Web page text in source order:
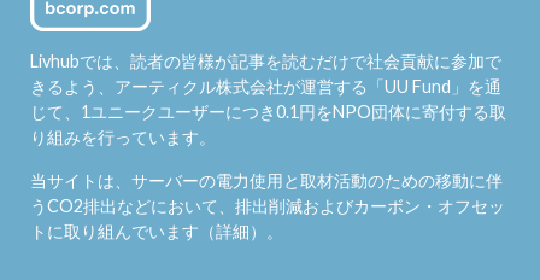
Livhubでは、読者の皆様が記事を読むだけで社会貢献に参加で
きるよう、アーティクル株式会社が運営する「UU Fund 」を通
じて、1ユニークユーザーにつき0.1円をNPO団体に寄付する取
り組みを行っています。
当サイトは、サーバーの電力使用と取材活動のための移動に伴
うCO2排出などにおいて、排出削減およびカーボン・オフセッ
トに取り組んでいます（詳細）。